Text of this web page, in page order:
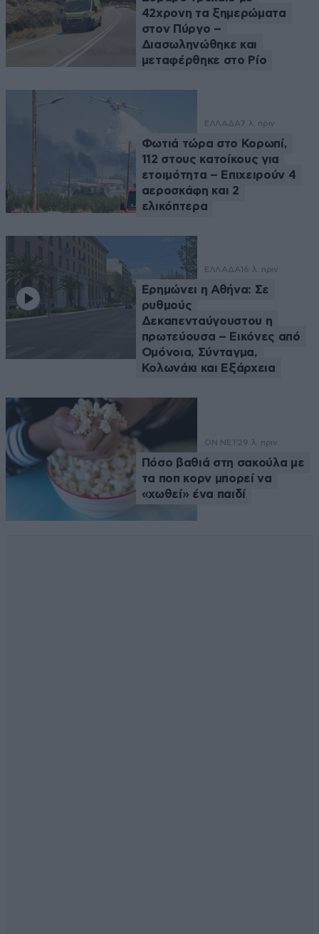
42χρονη τα ξημερώματα
στον Πύργο –
Διασωληνώθηκε και
μεταφέρθηκε στο Ρίο
ΕΛΛΑΔΑ7 λ. πριν
Φωτιά τώρα στο Κορωπί,
112 στους κατοίκους για
ετοιμότητα – Επιχειρούν 4
αεροσκάφη και 2
ελικόπτερα
ΕΛΛΑΔΑ 16 λ. πριν
Ερημώνει η Αθήνα: Σε
ρυθμούς
Δεκαπενταύγουστου η
πρωτεύουσα – Εικόνες από
Ομόνοια, Σύνταγμα,
Κολωνάκι και Εξάρχεια
ON NET29 λ. πριν
Πόσο βαθιά στη σακούλα με
τα ποπ κορν μπορεί να
«χωθεί» ένα παιδί